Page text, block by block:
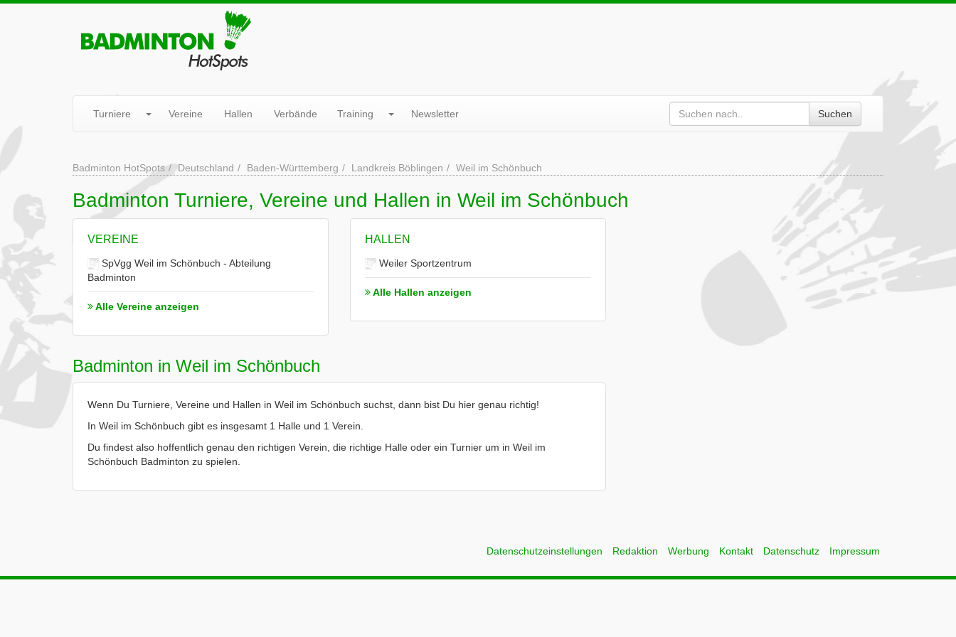
Turniere Vereine Hallen Verbände Training Newsletter Suchen
Badminton HotSpots Deutschland Baden-Württemberg Landkreis Böblingen Weil im Schönbuch
Badminton Turniere, Vereine und Hallen in Weil im Schönbuch
VEREINE
SpVgg Weil im Schönbuch - Abteilung
Badminton
Alle Vereine anzeigen
HALLEN
Weiler Sportzentrum
Alle Hallen anzeigen
Badminton in Weil im Schönbuch
Wenn Du Turniere, Vereine und Hallen in Weil im Schönbuch suchst, dann bist Du hier genau richtig!
In Weil im Schönbuch gibt es insgesamt 1 Halle und 1 Verein.
Du findest also hoffentlich genau den richtigen Verein, die richtige Halle oder ein Turnier um in Weil im
Schönbuch Badminton zu spielen.
Datenschutzeinstellungen Redaktion Werbung Kontakt Datenschutz Impressum